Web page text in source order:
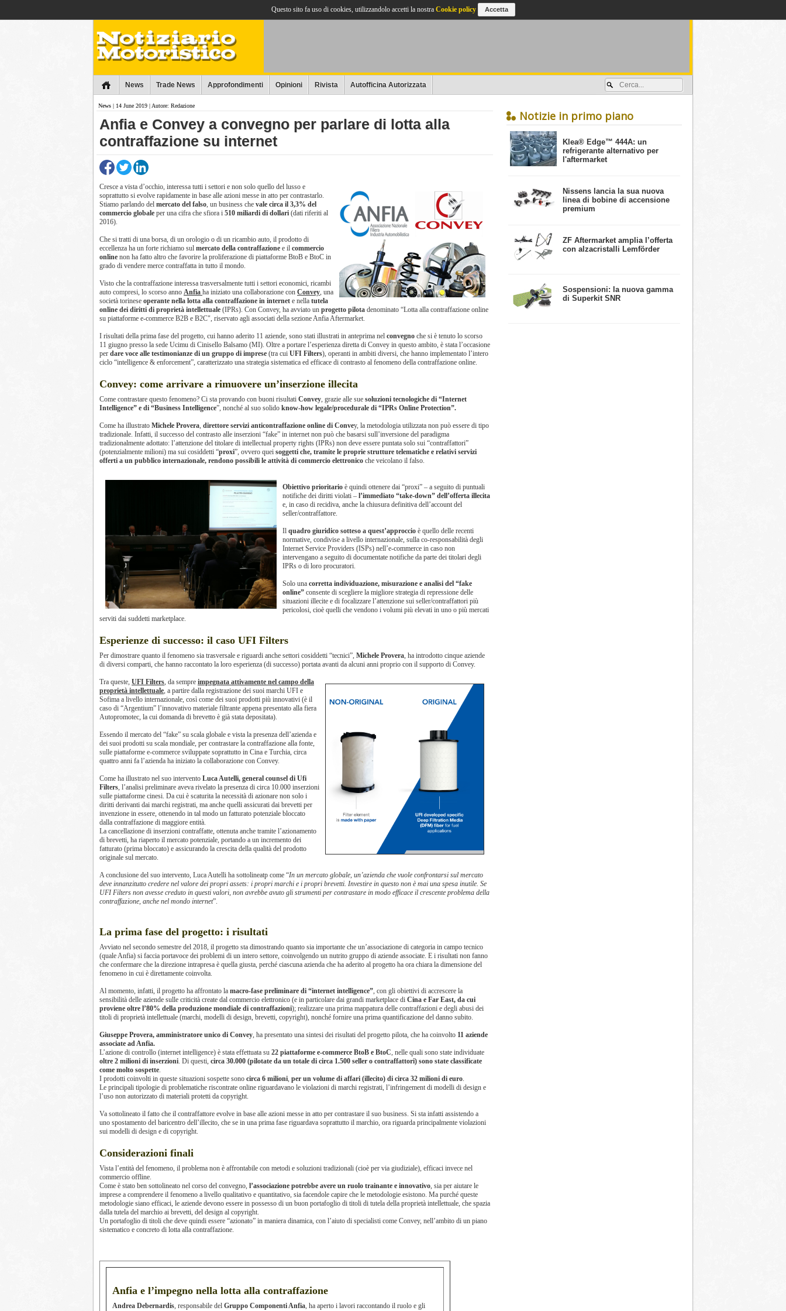
News Trade News Approfondimenti Opinioni Rivista Autofficina Autorizzata
Notizie in primo piano
​Klea® Edge™ 444A: un
refrigerante alternativo per
l'aftermarket
Nissens lancia la sua nuova
linea di bobine di accensione
premium
ZF Aftermarket amplia l’offerta
con alzacristalli Lemförder
​Sospensioni: la nuova gamma
di Superkit SNR
News | 14 June 2019 | Autore: Redazione
Anfia e Convey a convegno per parlare di lotta alla
contraffazione su internet
Cresce a vista d’occhio, interessa tutti i settori e non solo quello del lusso e
soprattutto si evolve rapidamente in base alle azioni messe in atto per contrastarlo.
Stiamo parlando del mercato del falso, un business che vale circa il 3,3% del
commercio globale per una cifra che sfiora i 510 miliardi di dollari (dati riferiti al
2016).
Che si tratti di una borsa, di un orologio o di un ricambio auto, il prodotto di
eccellenza ha un forte richiamo sul mercato della contraffazione e il commercio
online non ha fatto altro che favorire la proliferazione di piattaforme BtoB e BtoC in
grado di vendere merce contraffatta in tutto il mondo.
Visto che la contraffazione interessa trasversalmente tutti i settori economici, ricambi
auto compresi, lo scorso anno Anfia ha iniziato una collaborazione con Convey, una
società torinese operante nella lotta alla contraffazione in internet e nella tutela
online dei diritti di proprietà intellettuale (IPRs). Con Convey, ha avviato un progetto pilota denominato “Lotta alla contraffazione online
su piattaforme e-commerce B2B e B2C", riservato agli associati della sezione Anfia Aftermarket.
I risultati della prima fase del progetto, cui hanno aderito 11 aziende, sono stati illustrati in anteprima nel convegno che si è tenuto lo scorso
11 giugno presso la sede Ucimu di Cinisello Balsamo (MI). Oltre a portare l’esperienza diretta di Convey in questo ambito, è stata l’occasione
per dare voce alle testimonianze di un gruppo di imprese (tra cui UFI Filters), operanti in ambiti diversi, che hanno implementato l’intero
ciclo “intelligence & enforcement”, caratterizzato una strategia sistematica ed efficace di contrasto al fenomeno della contraffazione online.
Convey: come arrivare a rimuovere un’inserzione illecita
Come contrastare questo fenomeno? Ci sta provando con buoni risultati Convey, grazie alle sue soluzioni tecnologiche di “Internet
Intelligence” e di “Business Intelligence”, nonché al suo solido know-how legale/procedurale di “IPRs Online Protection”.
Come ha illustrato Michele Provera, direttore servizi anticontraffazione online di Convey, la metodologia utilizzata non può essere di tipo
tradizionale. Infatti, il successo del contrasto alle inserzioni “fake” in internet non può che basarsi sull’inversione del paradigma
tradizionalmente adottato: l’attenzione del titolare di intellectual property rights (IPRs) non deve essere puntata solo sui “contraffattori”
(potenzialmente milioni) ma sui cosiddetti “proxi”, ovvero quei soggetti che, tramite le proprie strutture telematiche e relativi servizi
offerti a un pubblico internazionale, rendono possibili le attività di commercio elettronico che veicolano il falso.
Obiettivo prioritario è quindi ottenere dai “proxi” – a seguito di puntuali
notifiche dei diritti violati – l’immediato “take-down” dell’offerta illecita
e, in caso di recidiva, anche la chiusura definitiva dell’account del
seller/contraffattore.
Il quadro giuridico sotteso a quest’approccio è quello delle recenti
normative, condivise a livello internazionale, sulla co-responsabilità degli
Internet Service Providers (ISPs) nell’e-commerce in caso non
intervengano a seguito di documentate notifiche da parte dei titolari degli
IPRs o di loro procuratori.
Solo una corretta individuazione, misurazione e analisi del “fake
online” consente di scegliere la migliore strategia di repressione delle
situazioni illecite e di focalizzare l’attenzione sui seller/contraffattori più
pericolosi, cioè quelli che vendono i volumi più elevati in uno o più mercati
serviti dai suddetti marketplace.
Esperienze di successo: il caso UFI Filters
Per dimostrare quanto il fenomeno sia trasversale e riguardi anche settori cosiddetti “tecnici”, Michele Provera, ha introdotto cinque aziende
di diversi comparti, che hanno raccontato la loro esperienza (di successo) portata avanti da alcuni anni proprio con il supporto di Convey.
Tra queste, UFI Filters, da sempre impegnata attivamente nel campo della
proprietà intellettuale, a partire dalla registrazione dei suoi marchi UFI e
Sofima a livello internazionale, così come dei suoi prodotti più innovativi (è il
caso di “Argentium” l’innovativo materiale filtrante appena presentato alla fiera
Autopromotec, la cui domanda di brevetto è già stata depositata).
Essendo il mercato del “fake” su scala globale e vista la presenza dell’azienda e
dei suoi prodotti su scala mondiale, per contrastare la contraffazione alla fonte,
sulle piattaforme e-commerce sviluppate soprattutto in Cina e Turchia, circa
quattro anni fa l’azienda ha iniziato la collaborazione con Convey.
Come ha illustrato nel suo intervento Luca Autelli, general counsel di Ufi
Filters, l’analisi preliminare aveva rivelato la presenza di circa 10.000 inserzioni
sulle piattaforme cinesi. Da cui è scaturita la necessità di azionare non solo i
diritti derivanti dai marchi registrati, ma anche quelli assicurati dai brevetti per
invenzione in essere, ottenendo in tal modo un fatturato potenziale bloccato
dalla contraffazione di maggiore entità.
La cancellazione di inserzioni contraffatte, ottenuta anche tramite l’azionamento
di brevetti, ha riaperto il mercato potenziale, portando a un incremento dei
fatturato (prima bloccato) e assicurando la crescita della qualità del prodotto
originale sul mercato.
A conclusione del suo intervento, Luca Autelli ha sottolineatp come “In un mercato globale, un’azienda che vuole confrontarsi sul mercato
deve innanzitutto credere nel valore dei propri assets: i propri marchi e i propri brevetti. Investire in questo non è mai una spesa inutile. Se
UFI Filters non avesse creduto in questi valori, non avrebbe avuto gli strumenti per contrastare in modo efficace il crescente problema della
contraffazione, anche nel mondo internet”.
La prima fase del progetto: i risultati
Avviato nel secondo semestre del 2018, il progetto sta dimostrando quanto sia importante che un’associazione di categoria in campo tecnico
(quale Anfia) si faccia portavoce dei problemi di un intero settore, coinvolgendo un nutrito gruppo di aziende associate. E i risultati non fanno
che confermare che la direzione intrapresa è quella giusta, perché ciascuna azienda che ha aderito al progetto ha ora chiara la dimensione del
fenomeno in cui è direttamente coinvolta.
Al momento, infatti, il progetto ha affrontato la macro-fase preliminare di “internet intelligence”, con gli obiettivi di accrescere la
sensibilità delle aziende sulle criticità create dal commercio elettronico (e in particolare dai grandi marketplace di Cina e Far East, da cui
proviene oltre l’80% della produzione mondiale di contraffazioni); realizzare una prima mappatura delle contraffazioni e degli abusi dei
titoli di proprietà intellettuale (marchi, modelli di design, brevetti, copyright), nonché fornire una prima quantificazione del danno subito.
Giuseppe Provera, amministratore unico di Convey, ha presentato una sintesi dei risultati del progetto pilota, che ha coinvolto 11 aziende
associate ad Anfia.
L’azione di controllo (internet intelligence) è stata effettuata su 22 piattaforme e-commerce BtoB e BtoC, nelle quali sono state individuate
oltre 2 milioni di inserzioni. Di questi, circa 30.000 (pilotate da un totale di circa 1.500 seller o contraffattori) sono state classificate
come molto sospette.
I prodotti coinvolti in queste situazioni sospette sono circa 6 milioni, per un volume di affari (illecito) di circa 32 milioni di euro.
Le principali tipologie di problematiche riscontrate online riguardavano le violazioni di marchi registrati, l’infringement di modelli di design e
l’uso non autorizzato di materiali protetti da copyright.
Va sottolineato il fatto che il contraffattore evolve in base alle azioni messe in atto per contrastare il suo business. Si sta infatti assistendo a
uno spostamento del baricentro dell’illecito, che se in una prima fase riguardava soprattutto il marchio, ora riguarda principalmente violazioni
sui modelli di design e di copyright.
Considerazioni finali
Vista l’entità del fenomeno, il problema non è affrontabile con metodi e soluzioni tradizionali (cioè per via giudiziale), efficaci invece nel
commercio offline.
Come è stato ben sottolineato nel corso del convegno, l’associazione potrebbe avere un ruolo trainante e innovativo, sia per aiutare le
imprese a comprendere il fenomeno a livello qualitativo e quantitativo, sia facendole capire che le metodologie esistono. Ma purché queste
metodologie siano efficaci, le aziende devono essere in possesso di un buon portafoglio di titoli di tutela della proprietà intellettuale, che spazia
dalla tutela del marchio ai brevetti, del design al copyright.
Un portafoglio di titoli che deve quindi essere “azionato” in maniera dinamica, con l’aiuto di specialisti come Convey, nell’ambito di un piano
sistematico e concreto di lotta alla contraffazione.
Anfia e l’impegno nella lotta alla contraffazione
Andrea Debernardis, responsabile del Gruppo Componenti Anfia, ha aperto i lavori raccontando il ruolo e gli
Questo sito fa uso di cookies, utilizzandolo accetti la nostra Cookie policy Accetta